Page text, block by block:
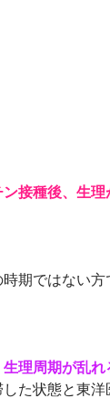
ン接種後、生理
期ではない方
理周期が乱れ
した状態と東